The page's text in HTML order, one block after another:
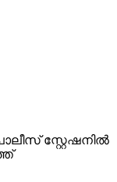
സ്റ്റേഷനിൽ